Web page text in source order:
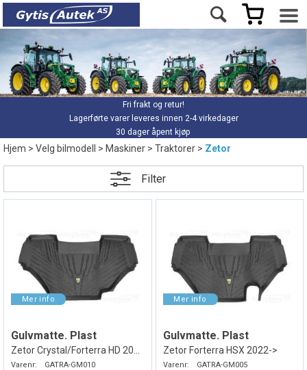
Fri frakt og retur!
Lagerførte varer leveres innen 2-4 virkedager
30 dager åpent kjøp
Hjem>Velg bilmodell >Maskiner>Traktorer>Zetor
Filter
Gulvmatte. Plast
Varenr: GATRA-GM010
Gulvmatte. Plast
Zetor Forterra HSX 2022->
Varenr: GATRA-GM005